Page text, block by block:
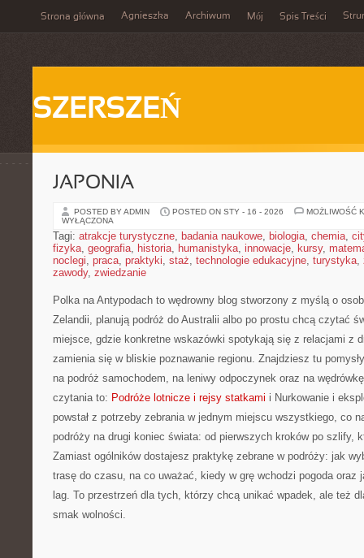
Strona główna Agnieszka Archiwum Mój Spis Treści
SZERSZEŃ
JAPONIA
POSTED BY ADMIN POSTED ON STY - 16 - 2026
MOŻLIWOŚĆ
WYŁĄCZONA
Tagi: atrakcje turystyczne, badania naukowe, biologia, chemia,
fizyka, geografia, historia, humanistyka, innowacje, kursy,
noclegi, praca, praktyki, staż, technologie edukacyjne, turystyka,
zawody, zwiedzanie
Polka na Antypodach to wędrowny blog stworzony z myślą o
Zelandii, planują podróż do Australii albo po prostu chcą czytać
miejsce, gdzie konkretne wskazówki spotykają się z relacjami z
zamienia się w bliskie poznawanie regionu. Znajdziesz tu
na podróż samochodem, na leniwy odpoczynek oraz na
czytania to: Podróże lotnicze i rejsy statkami i Nurkowanie i
powstał z potrzeby zebrania w jednym miejscu wszystkiego, co
podróży na drugi koniec świata: od pierwszych kroków po szlify,
Zamiast ogólników dostajesz praktykę zebrane w podróży: jak
trasę do czasu, na co uważać, kiedy w grę wchodzi pogoda oraz
lag. To przestrzeń dla tych, którzy chcą unikać wpadek, ale też
smak wolności.